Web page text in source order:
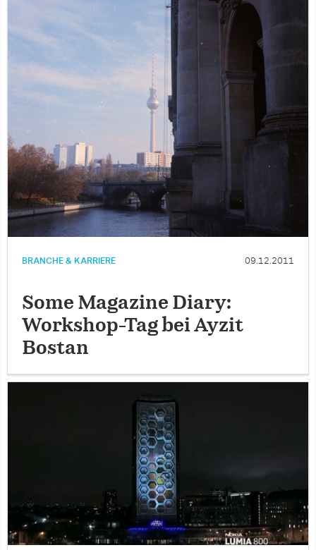
BRANCHE & KARRIERE 09.12.2011
Some Magazine Diary:
Workshop-Tag bei Ayzit
Bostan